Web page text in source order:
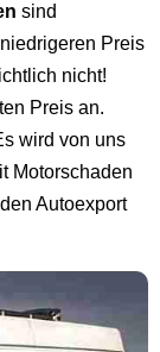
sind
Preis
nicht!
Preis an.
wird von uns
Motorschaden
Autoexport